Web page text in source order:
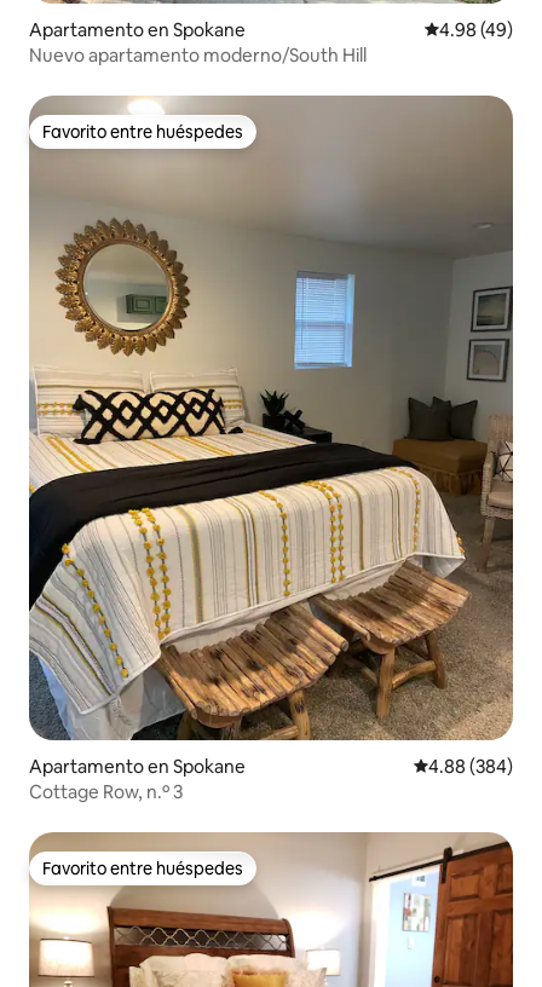
Apartamento en Spokane Calificación
4.98 (49)
Nuevo apartamento moderno/South Hill
Favorito entre huéspedes
Favorito entre huéspedes
Apartamento en Spokane Calificación
4.88 (384)
Cottage Row, n.º 3
Favorito entre huéspedes
Favorito entre huéspedes